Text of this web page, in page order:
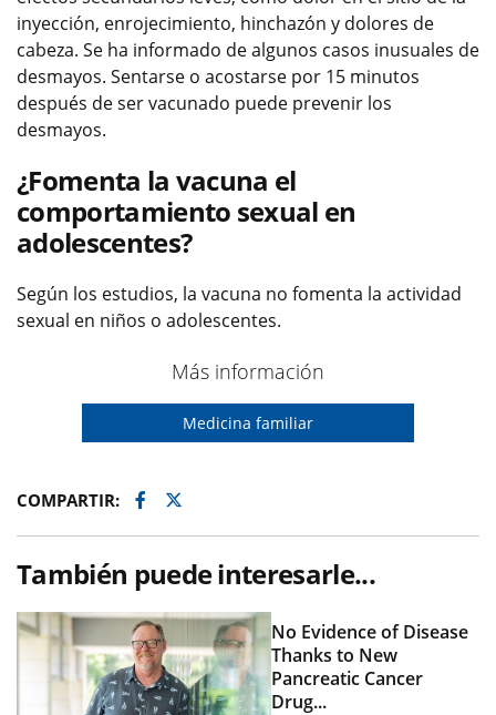
inyección, enrojecimiento, hinchazón y dolores de
cabeza. Se ha informado de algunos casos inusuales de
desmayos. Sentarse o acostarse por 15 minutos
después de ser vacunado puede prevenir los
desmayos.
¿Fomenta la vacuna el
comportamiento sexual en
adolescentes?
Según los estudios, la vacuna no fomenta la actividad
sexual en niños o adolescentes.
Más información
Medicina familiar
COMPARTIR: Facebook
Twitter
También puede interesarle...
No Evidence of Disease
Thanks to New
Pancreatic Cancer
Drug...